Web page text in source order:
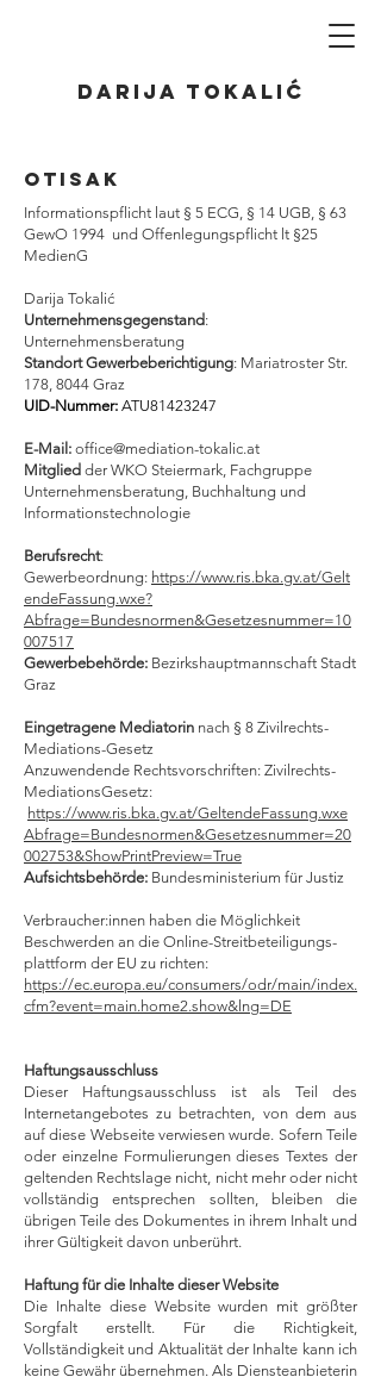
Darija Tokalić
otisak
Informationspflicht laut § 5 ECG, § 14 UGB, § 63
GewO 1994 und Offenlegungspflicht lt §25
MedienG
Darija Tokalić
Unternehmensgegenstand:
Unternehmensberatung
Standort Gewerbeberichtigung: Mariatroster Str.
178, 8044 Graz
UID-Nummer: ATU81423247
E-Mail: office@mediation-tokalic.at
Mitglied der WKO Steiermark, Fachgruppe
Unternehmensberatung, Buchhaltung und
Informationstechnologie
Berufsrecht:
Gewerbeordnung: https://www.ris.bka.gv.at/Gelt
endeFassung.wxe?
Abfrage=Bundesnormen&Gesetzesnummer=10
007517
Gewerbebehörde: Bezirkshauptmannschaft Stadt
Graz
Eingetragene Mediatorin nach § 8 Zivilrechts-
Mediations-Gesetz
Anzuwendende Rechtsvorschriften: Zivilrechts-
MediationsGesetz:
https://www.ris.bka.gv.at/GeltendeFassung.wxe
Abfrage=Bundesnormen&Gesetzesnummer=20
002753&ShowPrintPreview=True
Aufsichtsbehörde: Bundesministerium für Justiz
Verbraucher:innen haben die Möglichkeit
Beschwerden an die Online-Streitbeteiligungs-
plattform der EU zu richten:
https://ec.europa.eu/consumers/odr/main/index.
cfm?event=main.home2.show&lng=DE
Haftungsausschluss
Dieser Haftungsausschluss ist als Teil des
Internetangebotes zu betrachten, von dem aus
auf diese Webseite verwiesen wurde. Sofern Teile
oder einzelne Formulierungen dieses Textes der
geltenden Rechtslage nicht, nicht mehr oder nicht
vollständig entsprechen sollten, bleiben die
übrigen Teile des Dokumentes in ihrem Inhalt und
ihrer Gültigkeit davon unberührt.
Haftung für die Inhalte dieser Website
Die Inhalte diese Website wurden mit größter
Sorgfalt erstellt. Für die Richtigkeit,
Vollständigkeit und Aktualität der Inhalte kann ich
keine Gewähr übernehmen. Als Diensteanbieterin